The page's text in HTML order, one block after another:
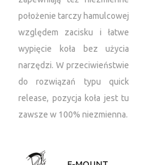
położenie tarczy hamulcowej
względem zacisku i łatwe
wypięcie koła bez użycia
narzędzi. W przeciwieństwie
do rozwiązań typu quick
release, pozycja koła jest tu
zawsze w 100% niezmienna.